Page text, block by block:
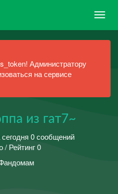
Администратору
на сервисе
из гат7~
сегодня 0 сообщений
/ Рейтинг 0